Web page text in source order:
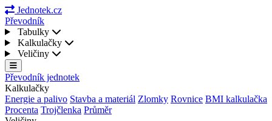
Jednotek.cz
Převodník
Tabulky
Kalkulačky
Veličiny
Převodník jednotek
Kalkulačky
Energie a palivo Stavba a materiál Zlomky Rovnice BMI kalkulačka
Procenta Trojčlenka Průměr